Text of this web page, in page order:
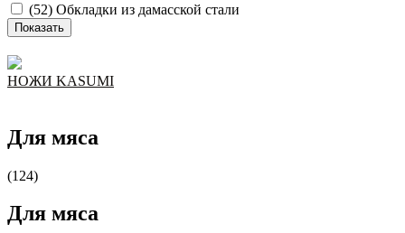
(52) Обкладки из дамасской стали
НОЖИ KASUMI
Для мяса
(124)
Для мяса